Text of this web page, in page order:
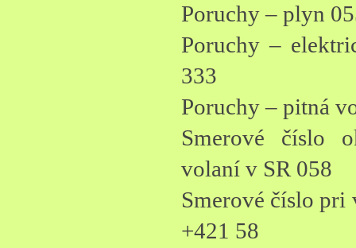
Poruchy – plyn
Poruchy –
333
Poruchy – pitná
Smerové číslo
volaní v SR 058
Smerové číslo pri
+421 58